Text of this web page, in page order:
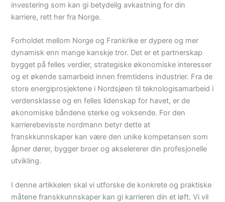
investering som kan gi betydelig avkastning for din
karriere, rett her fra Norge.
Forholdet mellom Norge og Frankrike er dypere og mer
dynamisk enn mange kanskje tror. Det er et partnerskap
bygget på felles verdier, strategiske økonomiske interesser
og et økende samarbeid innen fremtidens industrier. Fra de
store energiprosjektene i Nordsjøen til teknologisamarbeid i
verdensklasse og en felles lidenskap for havet, er de
økonomiske båndene sterke og voksende. For den
karrierebevisste nordmann betyr dette at
franskkunnskaper kan være den unike kompetansen som
åpner dører, bygger broer og akselererer din profesjonelle
utvikling.
I denne artikkelen skal vi utforske de konkrete og praktiske
måtene franskkunnskaper kan gi karrieren din et løft. Vi vil